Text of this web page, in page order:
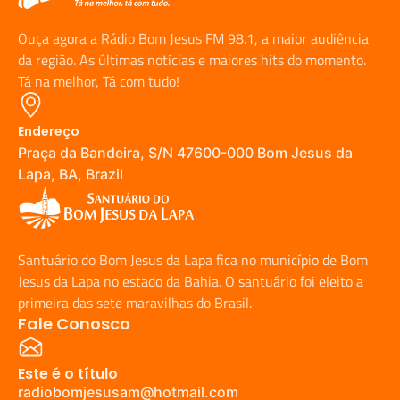
Ouça agora a Rádio Bom Jesus FM 98.1, a maior audiência
da região. As últimas notícias e maiores hits do momento.
Tá na melhor, Tá com tudo!
Endereço
Praça da Bandeira, S/N 47600-000 Bom Jesus da
Lapa, BA, Brazil
Santuário do Bom Jesus da Lapa fica no município de Bom
Jesus da Lapa no estado da Bahia. O santuário foi eleito a
primeira das sete maravilhas do Brasil.
Fale Conosco
Este é o título
radiobomjesusam@hotmail.com